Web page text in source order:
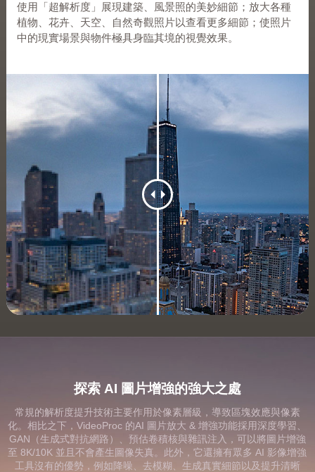
使用「超解析度」展現建築、風景照的美妙細節；放大各種
植物、花卉、天空、自然奇觀照片以查看更多細節；使照片
中的現實場景與物件極具身臨其境的視覺效果。
探索 AI 圖片增強的強大之處
常規的解析度提升技術主要作用於像素層級，導致區塊效應與像素
化。相比之下，VideoProc 的AI 圖片放大 & 增強功能採用深度學習、
GAN（生成式對抗網路）、預估卷積核與雜訊注入，可以將圖片增強
至 8K/10K 並且不會產生圖像失真。此外，它還擁有眾多 AI 影像增強
工具沒有的優勢，例如降噪、去模糊、生成真實細節以及提升清晰